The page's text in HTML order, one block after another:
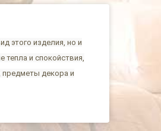
этого изделия, но и
тепла и спокойствия,
предметы декора и